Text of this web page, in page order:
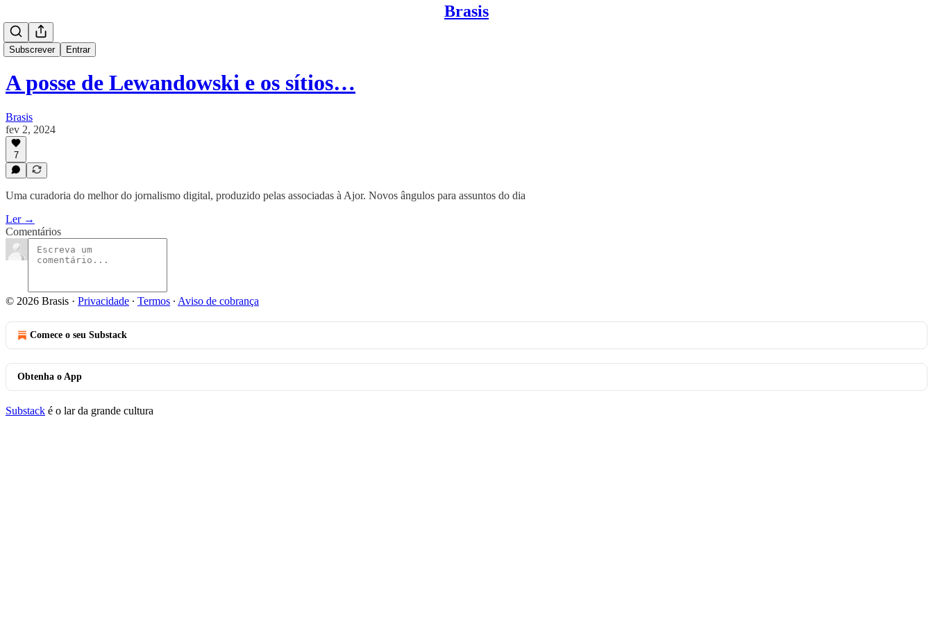
Brasis
Subscrever Entrar
A posse de Lewandowski e os sítios…
Brasis
fev 2, 2024
7
Uma curadoria do melhor do jornalismo digital, produzido pelas associadas à Ajor. Novos ângulos para assuntos do dia
Ler →
Comentários
© 2026 Brasis · Privacidade ∙ Termos ∙ Aviso de cobrança
Comece o seu Substack
Obtenha o App
Substack é o lar da grande cultura